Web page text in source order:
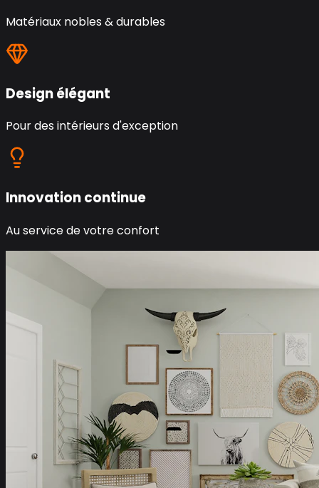
Matériaux nobles & durables
Design élégant
Pour des intérieurs d'exception
Innovation continue
Au service de votre confort